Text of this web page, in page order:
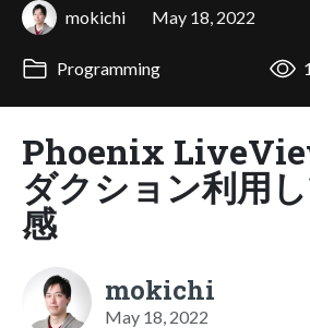
mokichi May 18, 2022
Programming
Phoenix
ダクション利用
感
mokichi
May 18, 2022